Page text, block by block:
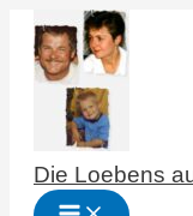
Zum
Inhalt
springen
Die Loebens